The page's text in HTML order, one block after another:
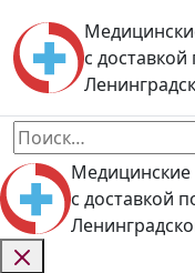
to
content
с
Найти:
Медицинские
с доставкой